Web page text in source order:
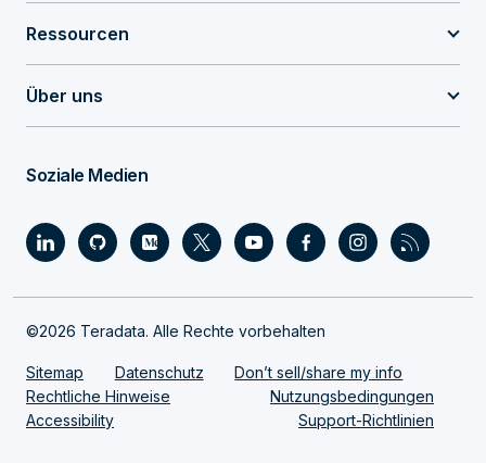
Ressourcen
Über uns
Soziale Medien
©2026 Teradata. Alle Rechte vorbehalten
Sitemap Datenschutz
Don’t sell/share my info
Rechtliche Hinweise
Nutzungsbedingungen
Accessibility
Support-Richtlinien